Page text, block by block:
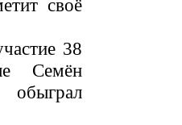
своё
38
Семён
обыграл